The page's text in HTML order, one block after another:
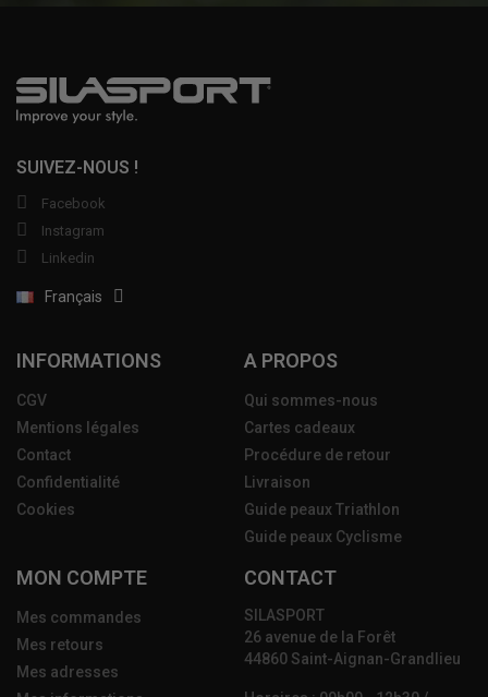
SUIVEZ-NOUS !
Facebook
Instagram
Linkedin
Français
INFORMATIONS
CGV
Mentions légales
Contact
Confidentialité
Cookies
A PROPOS
Qui sommes-nous
Cartes cadeaux
Procédure de retour
Livraison
Guide peaux Triathlon
Guide peaux Cyclisme
MON COMPTE
Mes commandes
Mes retours
Mes adresses
CONTACT
SILASPORT
26 avenue de la Forêt
44860 Saint-Aignan-Grandlieu